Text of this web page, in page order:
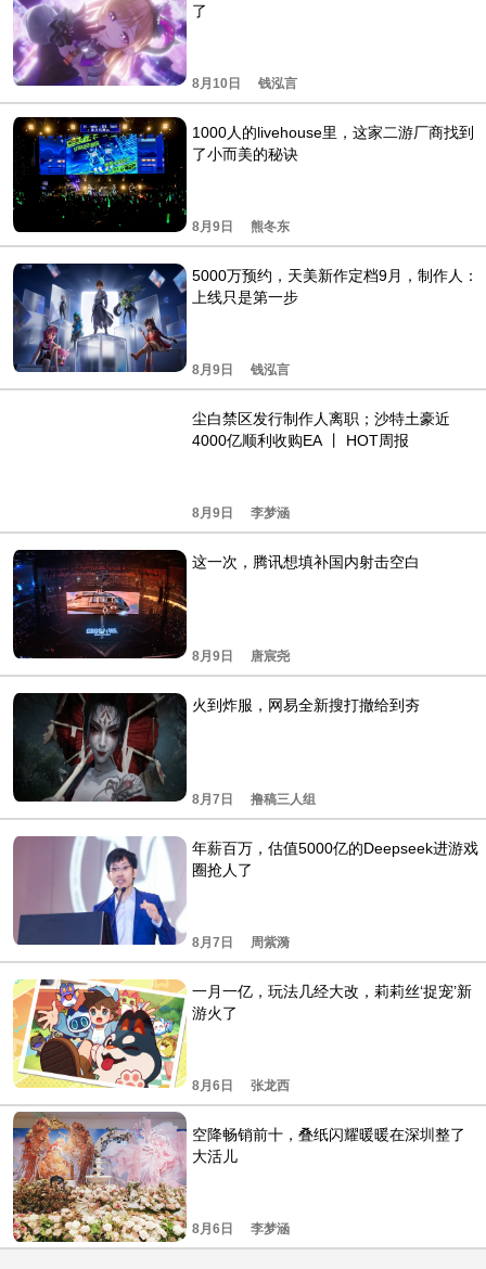
了
8月10日 钱泓言
1000人的livehouse里，这家二游厂商找到
了小而美的秘诀
8月9日 熊冬东
5000万预约，天美新作定档9月，制作人：
上线只是第一步
8月9日 钱泓言
尘白禁区发行制作人离职；沙特土豪近
4000亿顺利收购EA 丨 HOT周报
8月9日 李梦涵
这一次，腾讯想填补国内射击空白
8月9日 唐宸尧
火到炸服，网易全新搜打撤给到夯
8月7日 撸稿三人组
年薪百万，估值5000亿的Deepseek进游戏
圈抢人了
8月7日 周紫漪
一月一亿，玩法几经大改，莉莉丝‘捉宠’新
游火了
8月6日 张龙西
空降畅销前十，叠纸闪耀暖暖在深圳整了
大活儿
8月6日 李梦涵